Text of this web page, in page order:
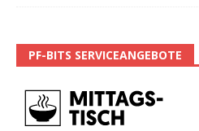
PF-BITS SERVICEANGEBOTE